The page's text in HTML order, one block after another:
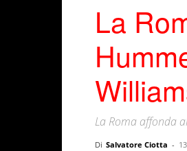
La
La Roma affonda
Di Salvatore Ciotta -